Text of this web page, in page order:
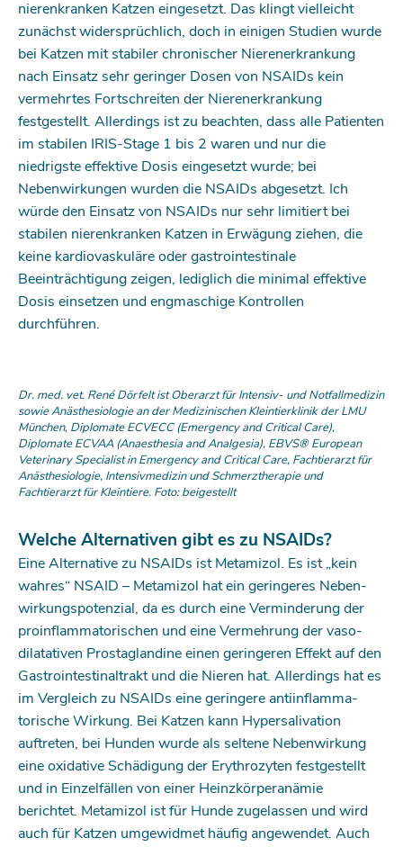
nierenkranken Katzen eingesetzt. Das klingt vielleicht
zunächst widersprüchlich, doch in einigen Studien wurde
bei Katzen mit stabiler chronischer Nierenerkrankung
nach Einsatz sehr geringer Dosen von NSAIDs kein
vermehrtes Fortschreiten der Nierenerkrankung
festgestellt. Aller­dings ist zu beachten, dass alle Patienten
im stabilen IRIS-Stage 1 bis 2 waren und nur die
niedrigste effektive ­Dosis eingesetzt wurde; bei
Nebenwirkungen wurden die NSAIDs abgesetzt. Ich
würde den Einsatz von NSAIDs nur sehr limitiert bei
stabilen nierenkranken Katzen in Erwägung ziehen, die
keine kardiovaskuläre oder gastrointestinale
Beeinträchtigung zeigen, lediglich die minimal effektive
Dosis einsetzen und engmaschige Kontrollen
durchführen.
Dr. med. vet. René Dörfelt ist Oberarzt für Intensiv- und Notfallmedizin
sowie Anästhesiologie an der Medizinischen Kleintierklinik der LMU
München, Diplomate ECVECC (Emergency and Critical Care),
Diplomate ECVAA (Anaesthesia and Analgesia), EBVS® European
Veterinary Specialist in Emergency and Critical Care, Fachtierarzt für
Anästhesiologie, Intensivmedizin und Schmerztherapie und
Fachtierarzt für Kleintiere. Foto: beigestellt
Welche Alternativen gibt es zu NSAIDs?
Eine Alternative zu NSAIDs ist Metamizol. Es ist „kein
wahres“ NSAID – Metamizol hat ein geringeres Neben­
wirkungspotenzial, da es durch eine Verminderung der
proinflammatorischen und eine Vermehrung der vaso­
dilatativen Prostaglandine einen geringeren Effekt auf den
Gastrointestinaltrakt und die Nieren hat. Allerdings hat es
im Vergleich zu NSAIDs eine geringere antiinflamma­
torische Wirkung. Bei Katzen kann Hypersalivation
auftreten, bei Hunden wurde als seltene Nebenwirkung
eine oxidative Schädigung der Erythrozyten festgestellt
und in Einzelfällen von einer Heinzkörperanämie
berichtet. ­Metamizol ist für Hunde zugelassen und wird
auch für Katzen umgewidmet häufig angewendet. Auch